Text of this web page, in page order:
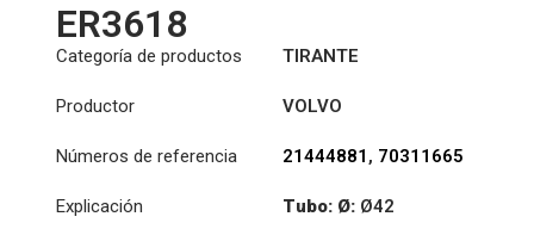
ER3618
Categoría de productos TIRANTE
Productor VOLVO
Números de referencia 21444881 , 70311665
Explicación Tubo: Ø: Ø42